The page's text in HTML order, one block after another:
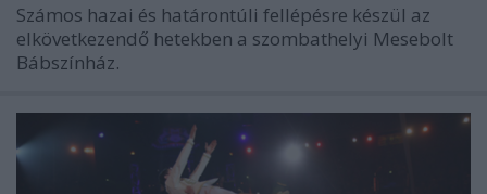
Számos hazai és határontúli fellépésre készül az
elkövetkezendő hetekben a szombathelyi Mesebolt
Bábszínház.